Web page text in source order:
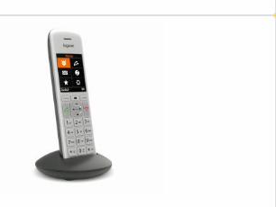
Gigaset CE575HX silber/schwarz